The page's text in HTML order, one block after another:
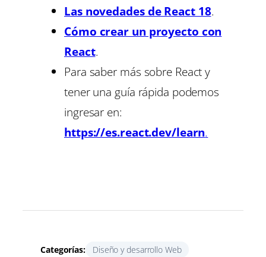
Las novedades de React 18.
Cómo crear un proyecto con
React.
Para saber más sobre React y
tener una guía rápida podemos
ingresar en:
https://es.react.dev/learn.
Categorías: Diseño y desarrollo Web